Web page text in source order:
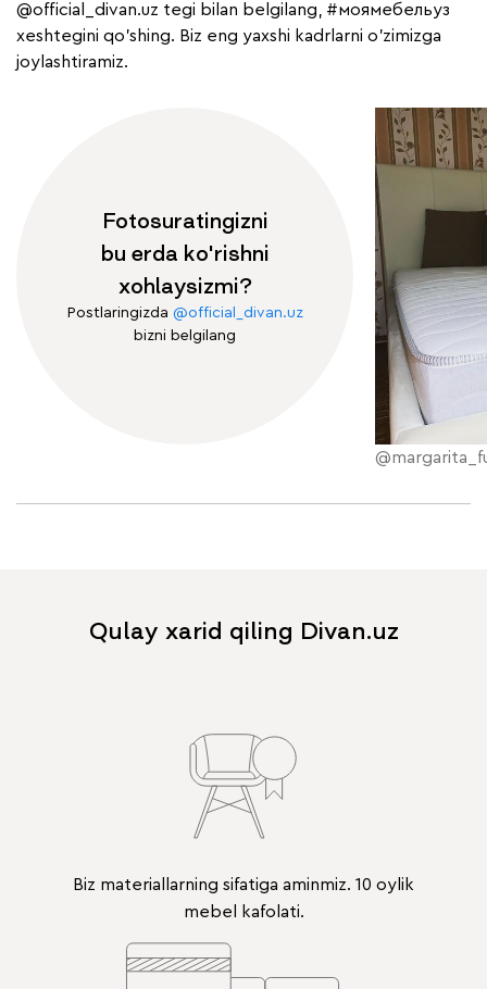
@official_divan.uz tegi bilan belgilang, #моямебельуз
xeshtegini qo'shing. Biz eng yaxshi kadrlarni o'zimizga
joylashtiramiz.
Fotosuratingizni
bu erda ko'rishni
xohlaysizmi?
Postlaringizda @official_divan.uz
bizni belgilang
Qulay xarid qiling Divan.uz
Biz materiallarning sifatiga aminmiz. 10 oylik
mebel kafolati.